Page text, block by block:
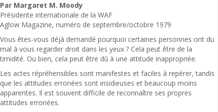
Par Margaret M. Moody
Présidente internationale de la WAF
Aglow Magazine, numéro de septembre/octobre 1979
Vous êtes-vous déjà demandé pourquoi certaines personnes ont du
mal à vous regarder droit dans les yeux ? Cela peut être de la
timidité. Ou bien, cela peut être dû à une attitude inappropriée.
Les actes répréhensibles sont manifestes et faciles à repérer, tandis
que les attitudes erronées sont insidieuses et beaucoup moins
apparentes. Il est souvent difficile de reconnaître ses propres
attitudes erronées.